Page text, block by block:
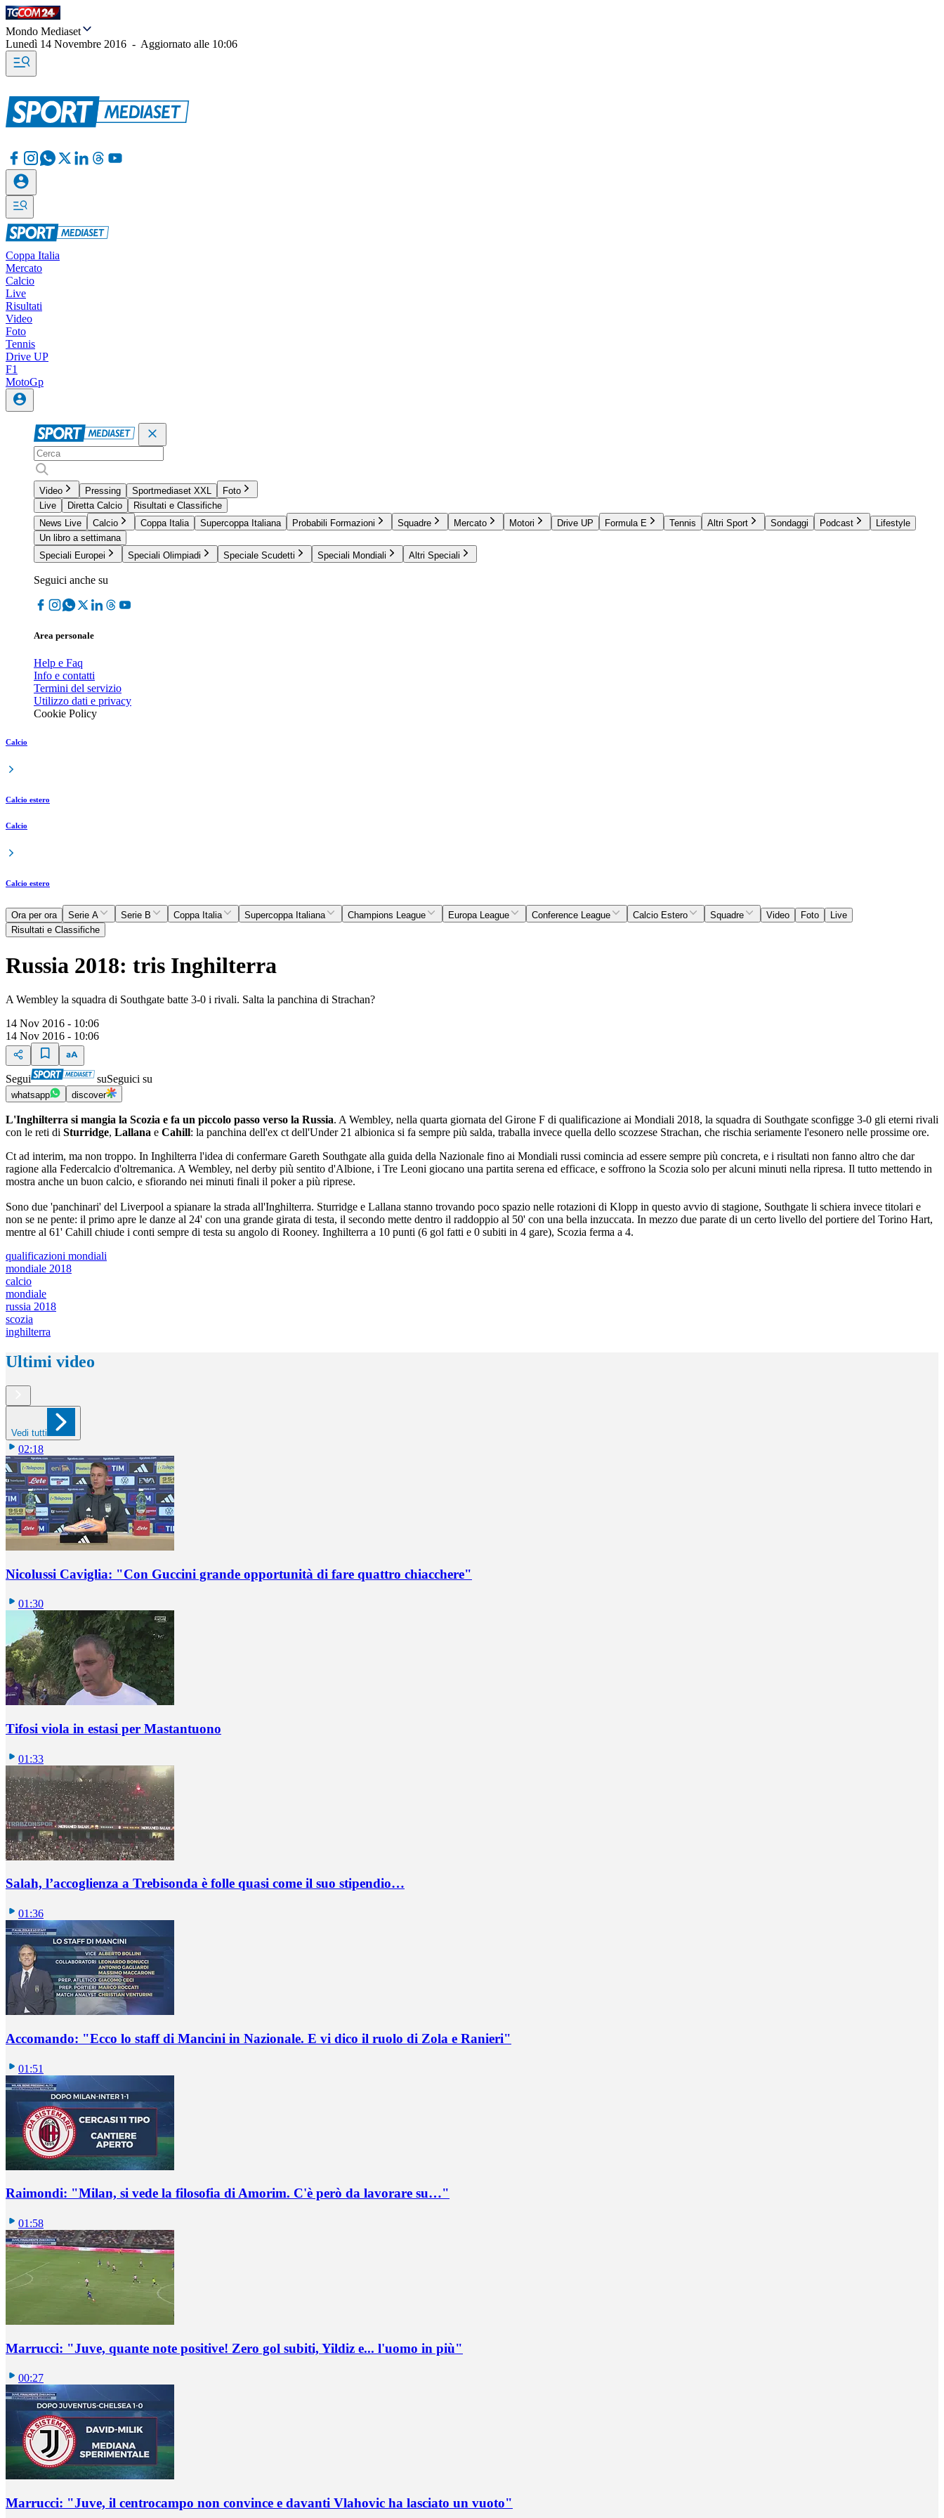
Mondo Mediaset
Lunedì 14 Novembre 2016 - Aggiornato alle 10:06
Coppa Italia
Mercato
Calcio
Live
Risultati
Video
Foto
Tennis
Drive UP
F1
MotoGp
Video Pressing Sportmediaset XXL
Foto
Live
Diretta Calcio
Risultati e Classifiche
News Live
Calcio Coppa Italia Supercoppa Italiana Probabili Formazioni Squadre Mercato Motori Drive UP Formula E Tennis Altri Sport Sondaggi Podcast
Lifestyle
Un libro a settimana
Speciali Europei
Speciali Olimpiadi Speciale Scudetti Speciali Mondiali Altri Speciali
Seguici anche su
Area personale
Help e Faq
Info e contatti
Termini del servizio
Utilizzo dati e privacy
Cookie Policy
Calcio
Calcio estero
Calcio
Calcio estero
Ora per ora Serie A Serie B Coppa Italia Supercoppa Italiana Champions League Europa League Conference League Calcio Estero Squadre Video Foto
Live
Risultati e Classifiche
Russia 2018: tris Inghilterra
A Wembley la squadra di Southgate batte 3-0 i rivali. Salta la panchina di Strachan?
14 Nov 2016 - 10:06
14 Nov 2016 - 10:06
Segui suSeguici su
whatsapp discover
L'Inghilterra si mangia la Scozia e fa un piccolo passo verso la Russia. A Wembley, nella quarta giornata del Girone F di qualificazione ai Mondiali 2018, la squadra di Southgate sconfigge 3-0 gli eterni rivali
con le reti di Sturridge, Lallana e Cahill: la panchina dell'ex ct dell'Under 21 albionica si fa sempre più salda, traballa invece quella dello scozzese Strachan, che rischia seriamente l'esonero nelle prossime ore.
Ct ad interim, ma non troppo. In Inghilterra l'idea di confermare Gareth Southgate alla guida della Nazionale fino ai Mondiali russi comincia ad essere sempre più concreta, e i risultati non fanno altro che dar
ragione alla Federcalcio d'oltremanica. A Wembley, nel derby più sentito d'Albione, i Tre Leoni giocano una partita serena ed efficace, e soffrono la Scozia solo per alcuni minuti nella ripresa. Il tutto mettendo in
mostra anche un buon calcio, e sfiorando nei minuti finali il poker a più riprese.
Sono due 'panchinari' del Liverpool a spianare la strada all'Inghilterra. Sturridge e Lallana stanno trovando poco spazio nelle rotazioni di Klopp in questo avvio di stagione, Southgate li schiera invece titolari e
non se ne pente: il primo apre le danze al 24' con una grande girata di testa, il secondo mette dentro il raddoppio al 50' con una bella inzuccata. In mezzo due parate di un certo livello del portiere del Torino Hart,
mentre al 61' Cahill chiude i conti sempre di testa su angolo di Rooney. Inghilterra a 10 punti (6 gol fatti e 0 subiti in 4 gare), Scozia ferma a 4.
qualificazioni mondiali
mondiale 2018
calcio
mondiale
russia 2018
scozia
inghilterra
Ultimi video
Vedi tutti
02:18
Nicolussi Caviglia: "Con Guccini grande opportunità di fare quattro chiacchere"
01:30
Tifosi viola in estasi per Mastantuono
01:33
Salah, l’accoglienza a Trebisonda è folle quasi come il suo stipendio…
01:36
Accomando: "Ecco lo staff di Mancini in Nazionale. E vi dico il ruolo di Zola e Ranieri"
01:51
Raimondi: "Milan, si vede la filosofia di Amorim. C'è però da lavorare su…"
01:58
Marrucci: "Juve, quante note positive! Zero gol subiti, Yildiz e... l'uomo in più"
00:27
Marrucci: "Juve, il centrocampo non convince e davanti Vlahovic ha lasciato un vuoto"